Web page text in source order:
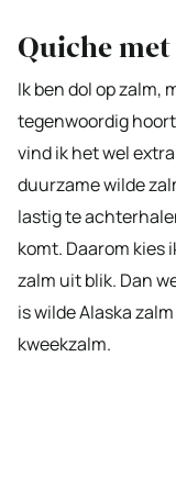
Quiche
Ik ben dol op zalm,
tegenwoordig
vind ik het wel
duurzame wilde
lastig te
komt. Daarom kies
zalm uit blik. Dan
is wilde Alaska
kweekzalm.